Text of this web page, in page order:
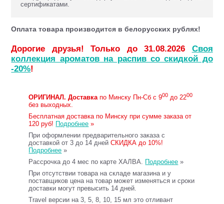
сертификатами.
Оплата товара производится в белорусских рублях!
Дорогие друзья! Только до 31.08.2026 Своя
коллекция ароматов на распив со скидкой до
-20%!
ОРИГИНАЛ. Доставкапо Минску Пн-Сб с 900 до 2200
без выходных.
Бесплатная доставка по Минску при сумме заказа от
120 руб! Подробнее »
При оформлении предварительного заказа с
доставкой от 3 до 14 днейСКИДКА до 10%!
Подробнее »
Рассрочка до 4 мес по карте ХАЛВА. Подробнее »
При отсутствии товара на складе магазина и у
поставщиков цена на товар может изменяться и сроки
доставки могут превысить 14 дней.
Travel версии на 3, 5, 8, 10, 15 мл это отливант